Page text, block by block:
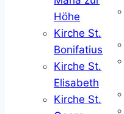
Höhe
Kirche St.
Bonifatius
Kirche St.
Elisabeth
Kirche St.